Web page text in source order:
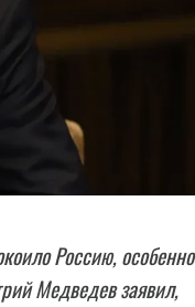
Россию, особенно
Медведев заявил,